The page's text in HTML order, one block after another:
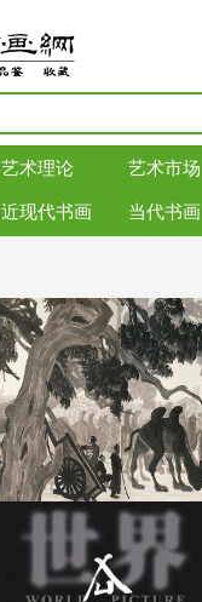
艺术理论 艺术市场
近现代书画 当代书画